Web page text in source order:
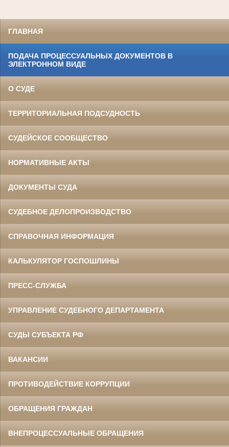
ГЛАВНАЯ
ПОДАЧА ПРОЦЕССУАЛЬНЫХ ДОКУМЕНТОВ В
ЭЛЕКТРОННОМ ВИДЕ
О СУДЕ
ТЕРРИТОРИАЛЬНАЯ ПОДСУДНОСТЬ
СУДЕЙСКОЕ СООБЩЕСТВО
НОРМАТИВНЫЕ АКТЫ
ДОКУМЕНТЫ СУДА
СУДЕБНОЕ ДЕЛОПРОИЗВОДСТВО
СПРАВОЧНАЯ ИНФОРМАЦИЯ
КАЛЬКУЛЯТОР ГОСПОШЛИНЫ
ПРЕСС-СЛУЖБА
УПРАВЛЕНИЕ СУДЕБНОГО ДЕПАРТАМЕНТА
СУДЫ СУБЪЕКТА РФ
ВАКАНСИИ
ПРОТИВОДЕЙСТВИЕ КОРРУПЦИИ
ОБРАЩЕНИЯ ГРАЖДАН
ВНЕПРОЦЕССУАЛЬНЫЕ ОБРАЩЕНИЯ